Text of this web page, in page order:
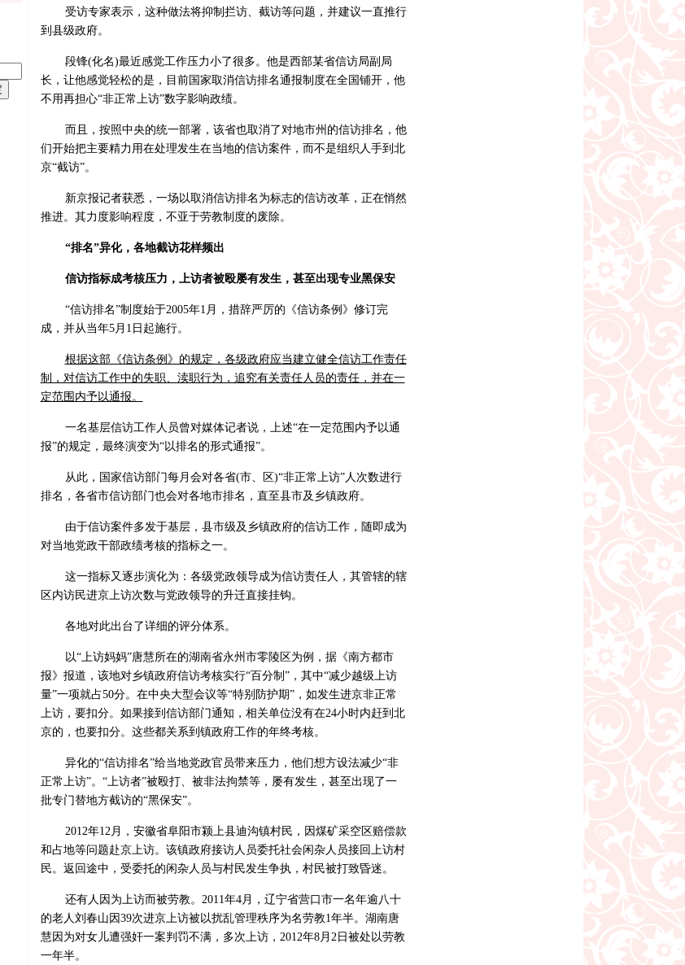
受访专家表示，这种做法将抑制拦访、截访等问题，并建议一直推行
到县级政府。
段锋(化名)最近感觉工作压力小了很多。他是西部某省信访局副局
长，让他感觉轻松的是，目前国家取消信访排名通报制度在全国铺开，他
不用再担心“非正常上访”数字影响政绩。
而且，按照中央的统一部署，该省也取消了对地市州的信访排名，他
们开始把主要精力用在处理发生在当地的信访案件，而不是组织人手到北
京“截访”。
新京报记者获悉，一场以取消信访排名为标志的信访改革，正在悄然
推进。其力度影响程度，不亚于劳教制度的废除。
“排名”异化，各地截访花样频出
信访指标成考核压力，上访者被殴屡有发生，甚至出现专业黑保安
“信访排名”制度始于2005年1月，措辞严厉的《信访条例》修订完
成，并从当年5月1日起施行。
根据这部《信访条例》的规定，各级政府应当建立健全信访工作责任
制，对信访工作中的失职、渎职行为，追究有关责任人员的责任，并在一
定范围内予以通报。
一名基层信访工作人员曾对媒体记者说，上述“在一定范围内予以通
报”的规定，最终演变为“以排名的形式通报”。
从此，国家信访部门每月会对各省(市、区)“非正常上访”人次数进行
排名，各省市信访部门也会对各地市排名，直至县市及乡镇政府。
由于信访案件多发于基层，县市级及乡镇政府的信访工作，随即成为
对当地党政干部政绩考核的指标之一。
这一指标又逐步演化为：各级党政领导成为信访责任人，其管辖的辖
区内访民进京上访次数与党政领导的升迁直接挂钩。
各地对此出台了详细的评分体系。
以“上访妈妈”唐慧所在的湖南省永州市零陵区为例，据《南方都市
报》报道，该地对乡镇政府信访考核实行“百分制”，其中“减少越级上访
量”一项就占50分。在中央大型会议等“特别防护期”，如发生进京非正常
上访，要扣分。如果接到信访部门通知，相关单位没有在24小时内赶到北
京的，也要扣分。这些都关系到镇政府工作的年终考核。
异化的“信访排名”给当地党政官员带来压力，他们想方设法减少“非
正常上访”。“上访者”被殴打、被非法拘禁等，屡有发生，甚至出现了一
批专门替地方截访的“黑保安”。
2012年12月，安徽省阜阳市颍上县迪沟镇村民，因煤矿采空区赔偿款
和占地等问题赴京上访。该镇政府接访人员委托社会闲杂人员接回上访村
民。返回途中，受委托的闲杂人员与村民发生争执，村民被打致昏迷。
还有人因为上访而被劳教。2011年4月，辽宁省营口市一名年逾八十
的老人刘春山因39次进京上访被以扰乱管理秩序为名劳教1年半。湖南唐
慧因为对女儿遭强奸一案判罚不满，多次上访，2012年8月2日被处以劳教
一年半。